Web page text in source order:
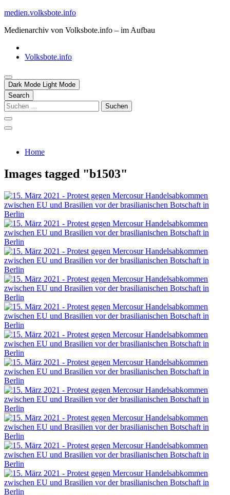
Skip
content
medien.volksbote.info
Medienarchiv von Volksbote.info – im Aufbau
Volksbote.info
Dark Mode Light Mode
Search
Suchen
nach:
Home
Images tagged "b1503"